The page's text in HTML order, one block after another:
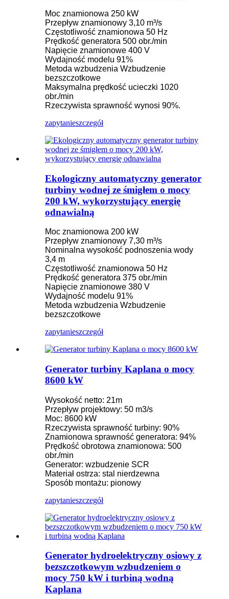
Moc znamionowa 250 kW
Przepływ znamionowy 3,10 m³/s
Częstotliwość znamionowa 50 Hz
Prędkość generatora 500 obr./min
Napięcie znamionowe 400 V
Wydajność modelu 91%
Metoda wzbudzenia Wzbudzenie
bezszczotkowe
Maksymalna prędkość ucieczki 1020
obr./min
Rzeczywista sprawność wynosi 90%.
zapytanieszczegół
Ekologiczny automatyczny generator
turbiny wodnej ze śmigłem o mocy
200 kW, wykorzystujący energię
odnawialną
Moc znamionowa 200 kW
Przepływ znamionowy 7,30 m³/s
Nominalna wysokość podnoszenia wody
3,4 m
Częstotliwość znamionowa 50 Hz
Prędkość generatora 375 obr./min
Napięcie znamionowe 380 V
Wydajność modelu 91%
Metoda wzbudzenia Wzbudzenie
bezszczotkowe
zapytanieszczegół
Generator turbiny Kaplana o mocy
8600 kW
Wysokość netto: 21m
Przepływ projektowy: 50 m3/s
Moc: 8600 kW
Rzeczywista sprawność turbiny: 90%
Znamionowa sprawność generatora: 94%
Prędkość obrotowa znamionowa: 500
obr./min
Generator: wzbudzenie SCR
Materiał ostrza: stal nierdzewna
Sposób montażu: pionowy
zapytanieszczegół
Generator hydroelektryczny osiowy z
bezszczotkowym wzbudzeniem o
mocy 750 kW i turbiną wodną
Kaplana